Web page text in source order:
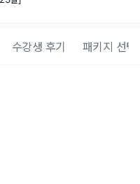
수강생 후기 패키지 선택